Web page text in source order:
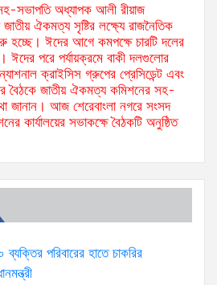
সভাপতি অধ্যাপক আলী রীয়াজ
ঐকমত্য সৃষ্টির লক্ষ্যে রাজনৈতিক
ঈদের আগে কমপক্ষে চারটি দলের
ঈদের পরে পর্যায়ক্রমে বাকী দলগুলোর
ক্রাইসিস গ্রুপের প্রেসিডেন্ট এবং
বৈঠকে জাতীয় ঐকমত্য কমিশনের সহ-
জানান। আজ শেরেবাংলা নগরে সংসদ
কার্যালয়ের সভাকক্ষে বৈঠকটি অনুষ্ঠিত
পরিবারের হাতে চাকরির